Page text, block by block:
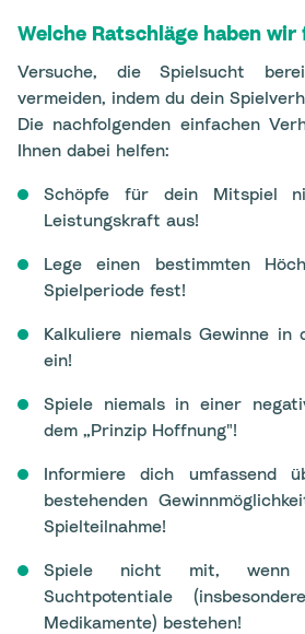
Welche Ratschläge haben wir
Versuche, die Spielsucht
vermeiden, indem du dein
Die nachfolgenden einfachen
Ihnen dabei helfen:
Schöpfe für dein Mitspiel
Leistungskraft aus!
Lege einen bestimmten
Spielperiode fest!
Kalkuliere niemals Gewinne in
ein!
Spiele niemals in einer
dem „Prinzip Hoffnung"!
Informiere dich umfassend
bestehenden
Spielteilnahme!
Spiele nicht mit,
Suchtpotentiale
Medikamente) bestehen!